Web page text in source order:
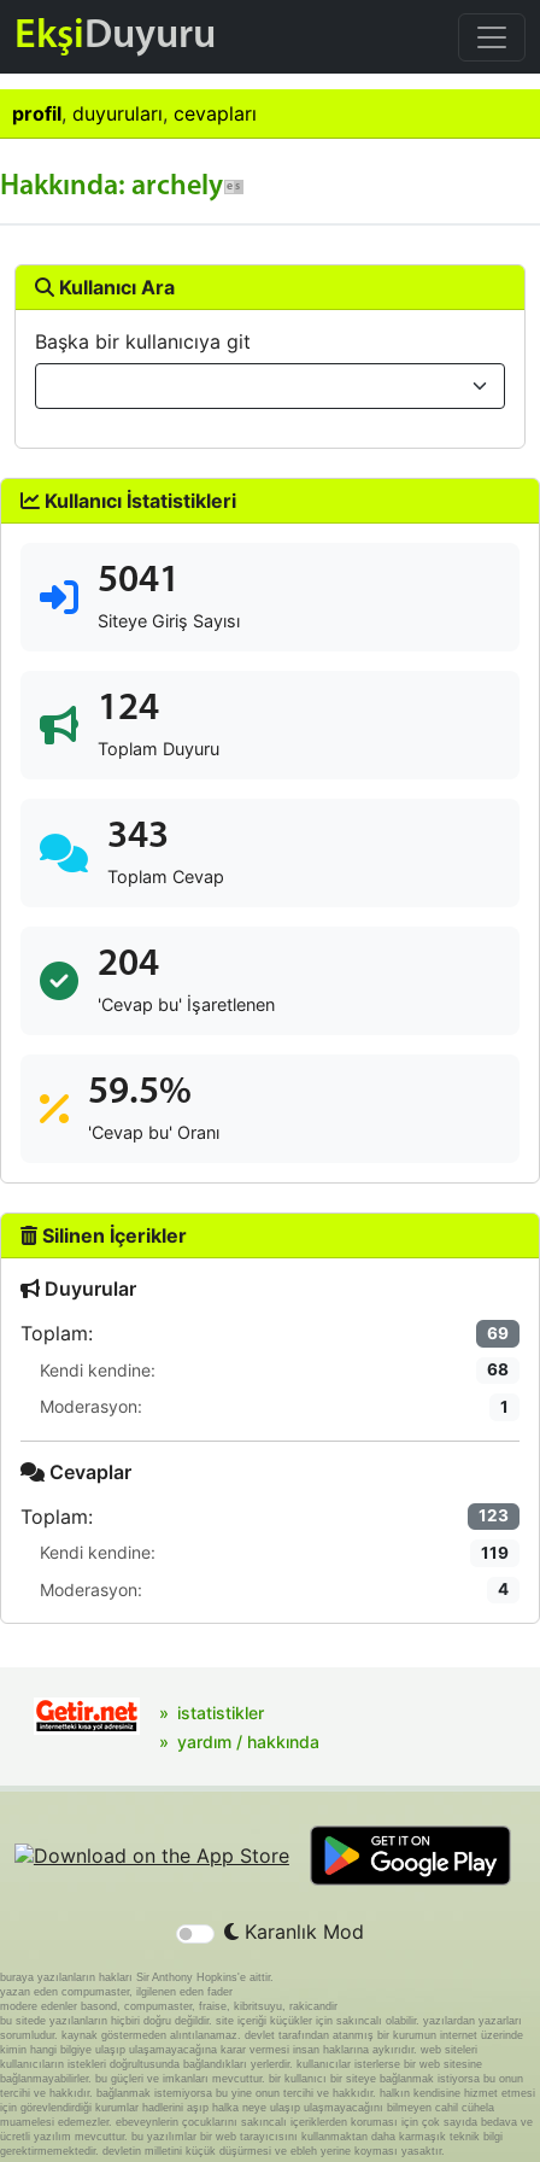
EkşiDuyuru
profil, duyuruları, cevapları
Hakkında: archely
Kullanıcı Ara
Başka bir kullanıcıya git
Kullanıcı İstatistikleri
5041
Siteye Giriş Sayısı
124
Toplam Duyuru
343
Toplam Cevap
204
'Cevap bu' İşaretlenen
59.5%
'Cevap bu' Oranı
Silinen İçerikler
Duyurular
Toplam:
69
Kendi kendine: 68
Moderasyon: 1
Cevaplar
Toplam:
123
Kendi kendine: 119
Moderasyon: 4
istatistikler
yardım / hakkında
Karanlık Mod
buraya yazılanların hakları Sir Anthony Hopkins'e aittir.
yazan eden compumaster, ilgilenen eden fader
modere edenler basond, compumaster, fraise, kibritsuyu, rakicandir
bu sitede yazılanların hiçbiri doğru değildir. site içeriği küçükler için sakıncalı olabilir. yazılardan yazarları
sorumludur. kaynak göstermeden alıntılanamaz. devlet tarafından atanmış bir kurumun internet üzerinde
kimin hangi bilgiye ulaşıp ulaşamayacağına karar vermesi insan haklarına aykırıdır. web siteleri
kullanıcıların istekleri doğrultusunda bağlandıkları yerlerdir. kullanıcılar isterlerse bir web sitesine
bağlanmayabilirler. bu güçleri ve imkanları mevcuttur. bir kullanıcı bir siteye bağlanmak istiyorsa bu onun
tercihi ve hakkıdır. bağlanmak istemiyorsa bu yine onun tercihi ve hakkıdır. halkın kendisine hizmet etmesi
için görevlendirdiği kurumlar hadlerini aşıp halka neye ulaşıp ulaşmayacağını bilmeyen cahil cühela
muamelesi edemezler. ebeveynlerin çocuklarını sakıncalı içeriklerden koruması için çok sayıda bedava ve
ücretli yazılım mevcuttur. bu yazılımlar bir web tarayıcısını kullanmaktan daha karmaşık teknik bilgi
gerektirmemektedir. devletin milletini küçük düşürmesi ve ebleh yerine koyması yasaktır.